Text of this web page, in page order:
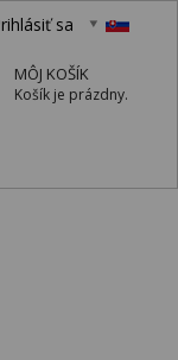
sa
MÔJ KOŠÍK
Košík je prázdny.